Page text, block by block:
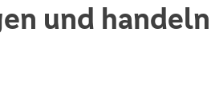
und handeln